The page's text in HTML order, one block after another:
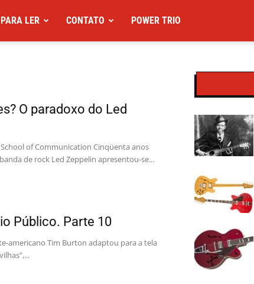
PARA LER CONTATO POWER TRIO
O paradoxo do Led
of Communication Cinqüenta anos
de rock Led Zeppelin apresentou-se...
Público. Parte 10
americano Tim Burton adaptou para a tela